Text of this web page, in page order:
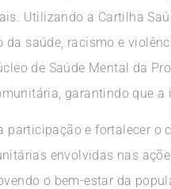
Utilizando a Cartilha
da saúde, racismo e
de Saúde Mental da
garantindo que a
participação e fortalecer o
envolvidas nas
o bem-estar da